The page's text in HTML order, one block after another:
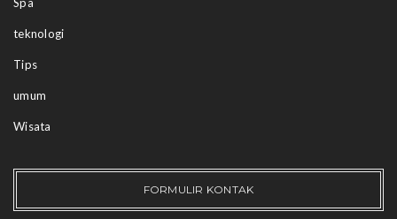
teknologi
Tips
umum
Wisata
FORMULIR KONTAK